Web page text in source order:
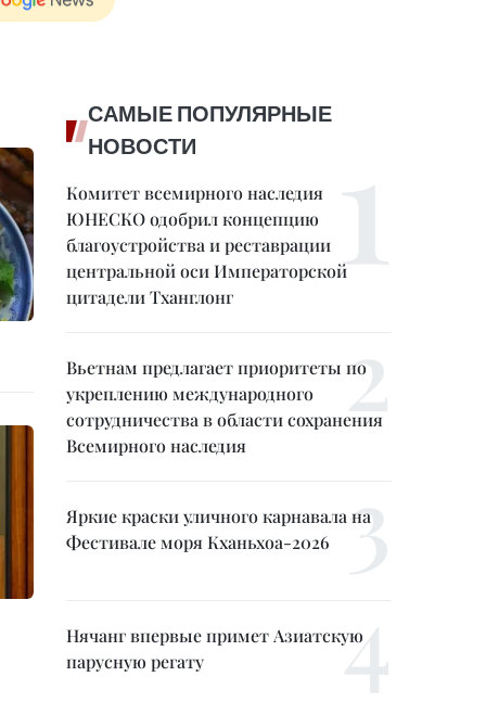
САМЫЕ ПОПУЛЯРНЫЕ
НОВОСТИ
Комитет всемирного наследия
ЮНЕСКО одобрил концепцию
благоустройства и реставрации
центральной оси Императорской
цитадели Тханглонг
Вьетнам предлагает приоритеты по
укреплению международного
сотрудничества в области сохранения
Всемирного наследия
Яркие краски уличного карнавала на
Фестивале моря Кханьхоа-2026
Нячанг впервые примет Азиатскую
парусную регату